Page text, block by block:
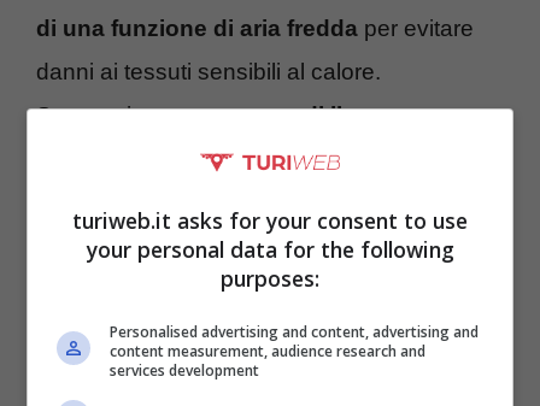
di una funzione di aria fredda per evitare
danni ai tessuti sensibili al calore.
Successivamente,appendi il capo
d’abbigliamentosu una gruccia o su una
turiweb.it asks for your consent to use
your personal data for the following
purposes:
Personalised advertising and content, advertising and
content measurement, audience research and
services development